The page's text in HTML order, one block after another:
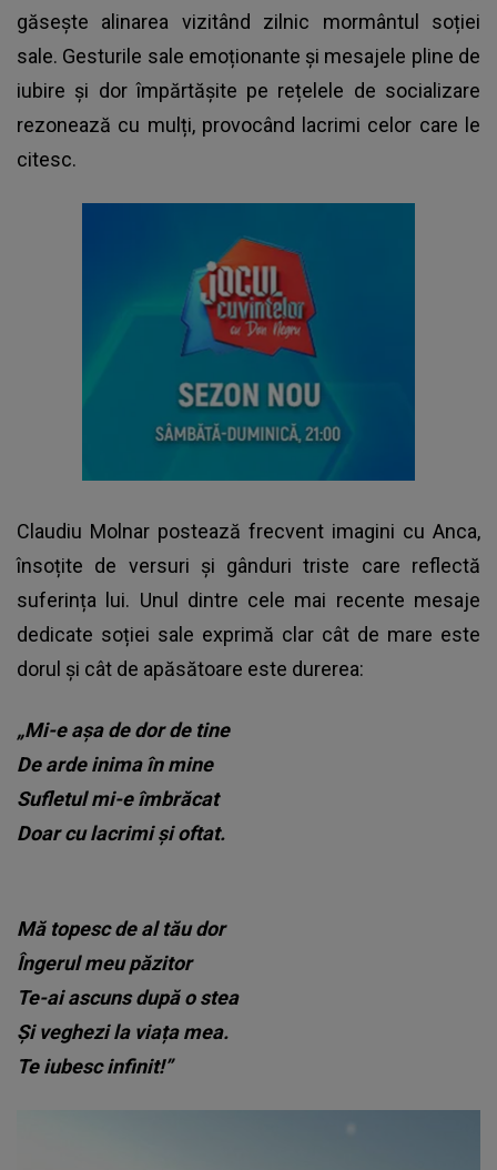
găsește alinarea vizitând zilnic mormântul soției
sale. Gesturile sale emoționante și mesajele pline de
iubire și dor împărtășite pe rețelele de socializare
rezonează cu mulți, provocând lacrimi celor care le
citesc.
Claudiu Molnar postează frecvent imagini cu Anca,
însoțite de versuri și gânduri triste care reflectă
suferința lui. Unul dintre cele mai recente mesaje
dedicate soției sale exprimă clar cât de mare este
dorul și cât de apăsătoare este durerea:
„Mi-e așa de dor de tine
De arde inima în mine
Sufletul mi-e îmbrăcat
Doar cu lacrimi și oftat.
Mă topesc de al tău dor
Îngerul meu păzitor
Te-ai ascuns după o stea
Și veghezi la viața mea.
Te iubesc infinit!”